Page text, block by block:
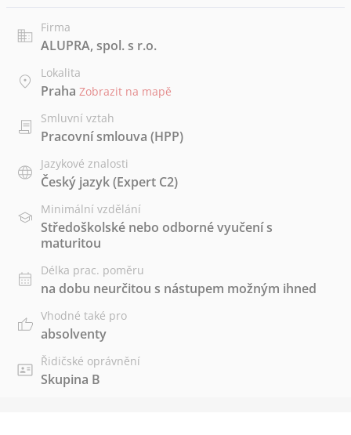
Firma
ALUPRA, spol. s r.o.
Lokalita
Praha Zobrazit na mapě
Smluvní vztah
Pracovní smlouva (HPP)
Jazykové znalosti
Český jazyk(Expert C2)
Minimální vzdělání
Středoškolské nebo odborné vyučení s
maturitou
Délka prac. poměru
na dobu neurčitou s nástupem možným ihned
Vhodné také pro
absolventy
Řidičské oprávnění
Skupina B